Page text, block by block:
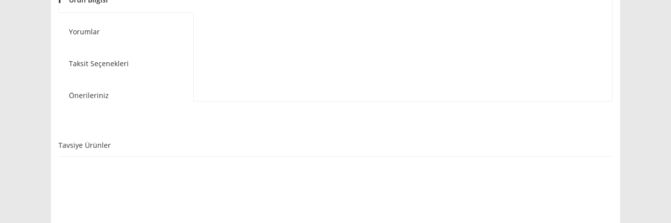
Yorumlar
Taksit Seçenekleri
Önerileriniz
Tavsiye Ürünler